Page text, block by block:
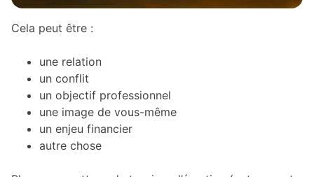
Cela peut être :
une relation
un conflit
un objectif professionnel
une image de vous-même
un enjeu financier
autre chose